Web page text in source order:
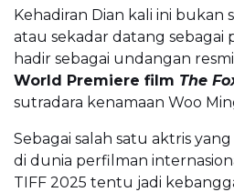
Kehadiran Dian kali ini bukan
atau sekadar datang sebagai
hadir sebagai undangan
World Premiere film The
sutradara kenamaan Woo
Sebagai salah satu aktris
di dunia perfilman
TIFF 2025 tentu jadi